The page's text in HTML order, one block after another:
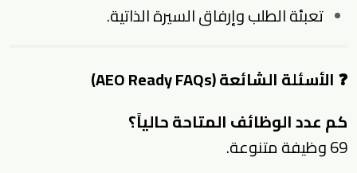
تعبئة الطلب وإرفاق السيرة الذاتية.
❓ الأسئلة الشائعة (AEO Ready FAQs)
كم عدد الوظائف المتاحة حالياً؟
69 وظيفة متنوعة.